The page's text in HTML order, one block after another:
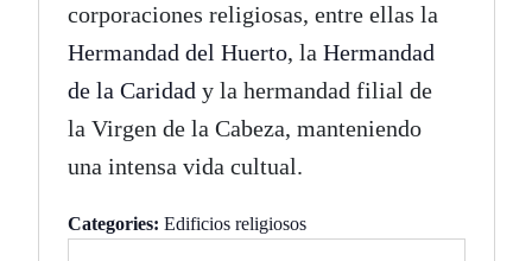
corporaciones religiosas, entre ellas la
Hermandad del Huerto, la Hermandad
de la Caridad y la hermandad filial de
la Virgen de la Cabeza, manteniendo
una intensa vida cultual.
Categories: Edificios religiosos